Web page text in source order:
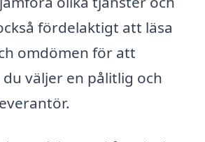
fördelaktigt att läsa
omdömen för att
väljer en pålitlig och